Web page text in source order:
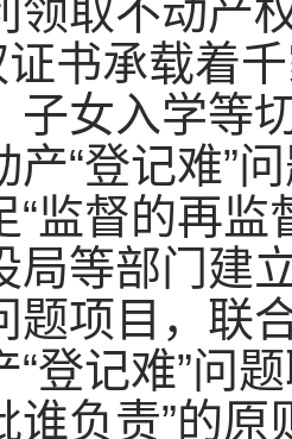
领取不动产
书承载着
子女入学等
产“登记难”
“监督的再
局等部门建
题项目，联
“登记难”问
谁负责”的